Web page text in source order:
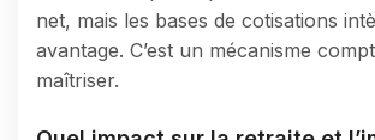
net, mais les bases de cotisations
avantage. C’est un mécanisme
maîtriser.